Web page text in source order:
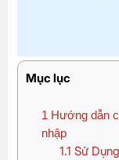
Mục lục
1 Hướng dẫn
nhập
1.1 Sử